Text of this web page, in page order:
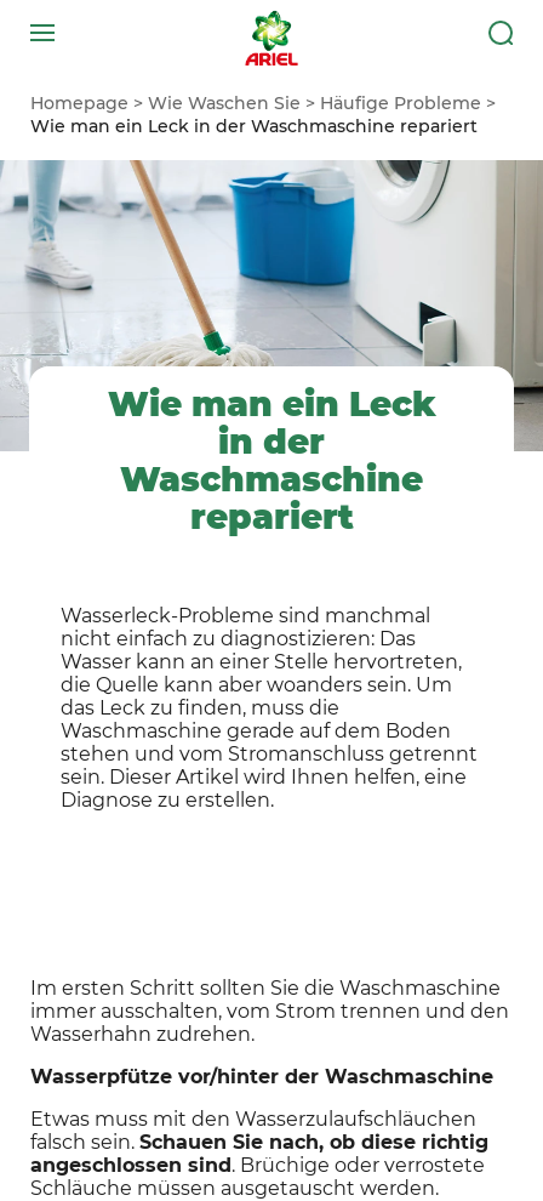
Homepage Wie Waschen Sie
Häufige Probleme
Wie man ein Leck in der Waschmaschine repariert
Wie man ein Leck
in der
Waschmaschine
repariert
Wasserleck-Probleme sind manchmal
nicht einfach zu diagnostizieren: Das
Wasser kann an einer Stelle hervortreten,
die Quelle kann aber woanders sein. Um
das Leck zu finden, muss die
Waschmaschine gerade auf dem Boden
stehen und vom Stromanschluss getrennt
sein. Dieser Artikel wird Ihnen helfen, eine
Diagnose zu erstellen.
Im ersten Schritt sollten Sie die Waschmaschine
immer ausschalten, vom Strom trennen und den
Wasserhahn zudrehen.
Wasserpfütze vor/hinter der Waschmaschine
Etwas muss mit den Wasserzulaufschläuchen
falsch sein. Schauen Sie nach, ob diese richtig
angeschlossen sind. Brüchige oder verrostete
Schläuche müssen ausgetauscht werden.